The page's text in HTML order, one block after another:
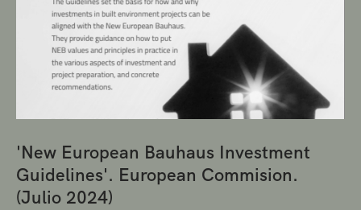
'New European Bauhaus Investment
Guidelines'. European Commision.
(Julio 2024)